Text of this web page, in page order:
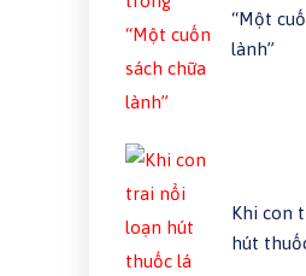
“Một
lành”
Khi con
hút